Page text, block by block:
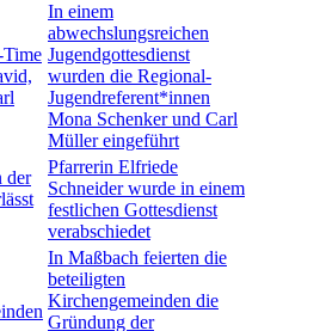
In einem
abwechslungsreichen
Jugendgottesdienst
wurden die Regional-
Jugendreferent*innen
Mona Schenker und Carl
Müller eingeführt
der
Pfarrerin Elfriede
Schneider wurde in einem
festlichen Gottesdienst
verabschiedet
In Maßbach feierten die
beteiligten
Kirchengemeinden die
Gründung der